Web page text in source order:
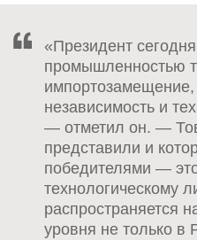
«Президент
промышленностью
импортозамещение,
независимость и
— отметил он. —
представили и
победителями —
технологическому
распространяется
уровня не только в